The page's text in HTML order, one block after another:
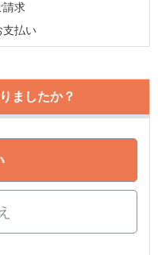
請求
支払い
ましたか？